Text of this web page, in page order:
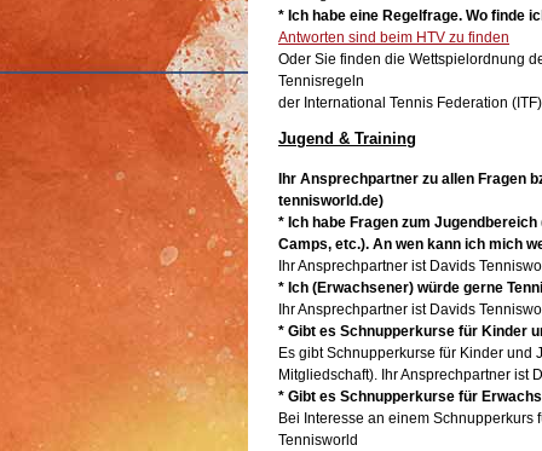
* Ich habe eine Regelfrage. Wo finde
Antworten sind beim HTV zu finden
Oder Sie finden die Wettspielordnung
Tennisregeln
der International Tennis Federation
Jugend & Training
Ihr Ansprechpartner zu allen Fragen
tennisworld.de)
* Ich habe Fragen zum
Camps, etc.). An wen kann ich mich
Ihr Ansprechpartner ist Davids
* Ich (Erwachsener) würde gerne
Ihr Ansprechpartner ist Davids
* Gibt es Schnupperkurse für Kinder
Es gibt Schnupperkurse für Kinder
Mitgliedschaft). Ihr Ansprechpartner ist
* Gibt es Schnupperkurse für
Bei Interesse an einem
Tennisworld